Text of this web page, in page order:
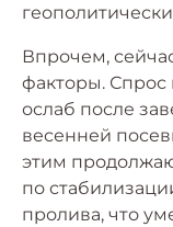
Впрочем,
факторы.
ослаб после
весенней
этим
по
пролива, что